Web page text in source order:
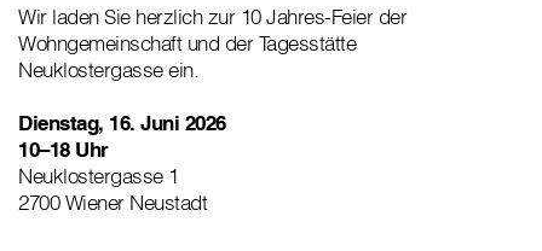
Wir laden Sie herzlich zur 10 Jahres-Feier der
Wohngemeinschaft und der Tagesstätte
Neuklostergasse ein.
Dienstag, 16. Juni 2026
10–18 Uhr
Neuklostergasse 1
2700 Wiener Neustadt